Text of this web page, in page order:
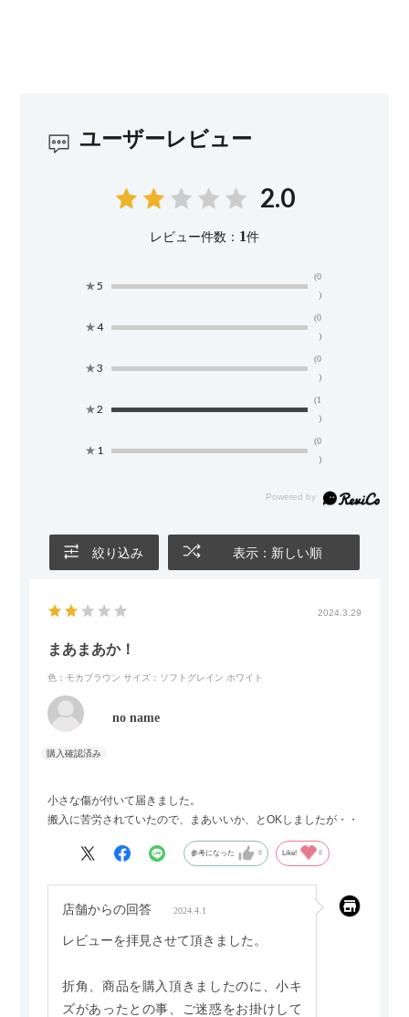
ユーザーレビュー
2.0
レビュー件数： 1件
★5
(0
)
★4
(0
)
★3
(0
)
★2
(1
)
★ 1
(0
)
絞り込み 表示：新しい順
2024.3.29
まあまあか！
色：モカブラウン サイズ：ソフトグレイン ホワイト
no name
小さな傷が付いて届きました。
搬入に苦労されていたので、まあいいか、とOKしましたが・・
参考になった 0 Like! 0
店舗からの回答 2024.4.1
レビューを拝見させて頂きました。
折角、商品を購入頂きましたのに、小キ
ズがあったとの事、ご迷惑をお掛けして